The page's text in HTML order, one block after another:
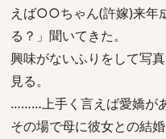
えば○○ちゃん(許嫁)来年
る？」聞いてきた。
興味がないふりをして写
見る。
………上手く言えば愛嬌が
その場で母に彼女との結